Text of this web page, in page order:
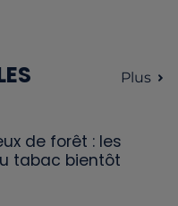
Plus
de forêt : les
tabac bientôt